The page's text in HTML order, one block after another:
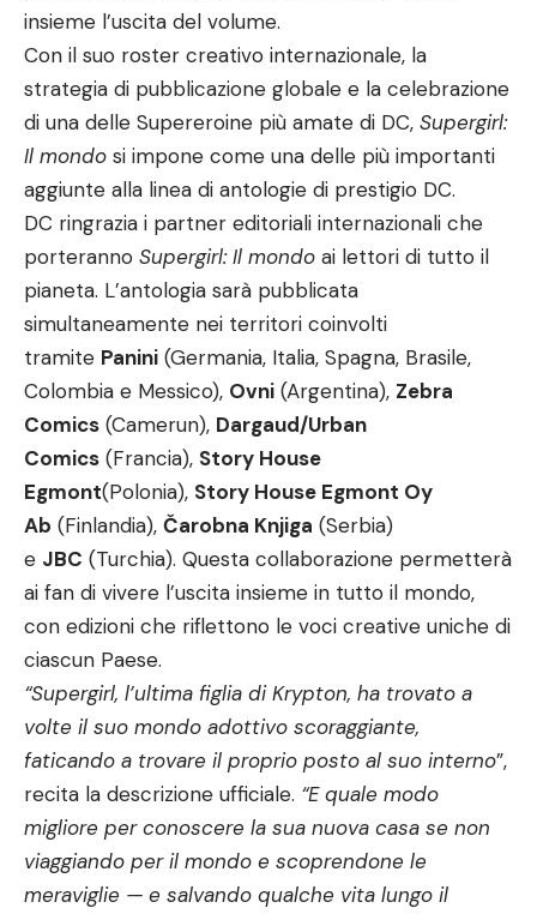
insieme l’uscita del volume.
Con il suo roster creativo internazionale, la
strategia di pubblicazione globale e la celebrazione
di una delle Supereroine più amate di DC, Supergirl:
Il mondo si impone come una delle più importanti
aggiunte alla linea di antologie di prestigio DC.
DC ringrazia i partner editoriali internazionali che
porteranno Supergirl: Il mondo ai lettori di tutto il
pianeta. L’antologia sarà pubblicata
simultaneamente nei territori coinvolti
tramite Panini (Germania, Italia, Spagna, Brasile,
Colombia e Messico), Ovni (Argentina), Zebra
Comics (Camerun), Dargaud/Urban
Comics (Francia), Story House
Egmont(Polonia), Story House Egmont Oy
Ab (Finlandia), Čarobna Knjiga (Serbia)
e JBC (Turchia). Questa collaborazione permetterà
ai fan di vivere l’uscita insieme in tutto il mondo,
con edizioni che riflettono le voci creative uniche di
ciascun Paese.
“Supergirl, l’ultima figlia di Krypton, ha trovato a
volte il suo mondo adottivo scoraggiante,
faticando a trovare il proprio posto al suo interno”,
recita la descrizione ufficiale. “E quale modo
migliore per conoscere la sua nuova casa se non
viaggiando per il mondo e scoprendone le
meraviglie — e salvando qualche vita lungo il